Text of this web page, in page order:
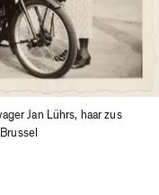
Jan Lührs, haar zus